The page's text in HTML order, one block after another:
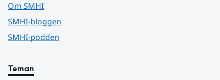
Om SMHI
SMHI-bloggen
SMHI-podden
Teman